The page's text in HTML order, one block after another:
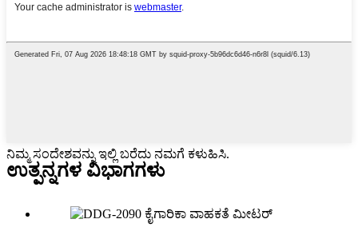
ನಿಮ್ಮ ಸಂದೇಶವನ್ನು ಇಲ್ಲಿ ಬರೆದು ನಮಗೆ ಕಳುಹಿಸಿ.
ಉತ್ಪನ್ನಗಳ ವಿಭಾಗಗಳು